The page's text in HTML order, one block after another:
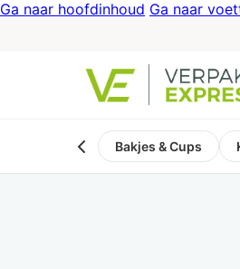
Ga naar hoofdinhoud Ga naar
Bakjes & Cups